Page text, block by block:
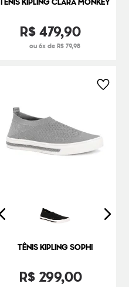
R$479,90
ou 6x de R$ 79,98
TÊNIS KIPLING SOPHI
R$299,00